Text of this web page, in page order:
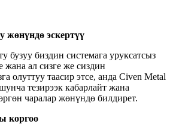
жөнүндө эскертүү
бузуу биздин системага уруксатсыз
жана ал сизге же сиздин
олуттуу таасир этсе, анда Civen Metal
тезирээк кабарлайт жана
чаралар жөнүндө билдирет.
коргоо